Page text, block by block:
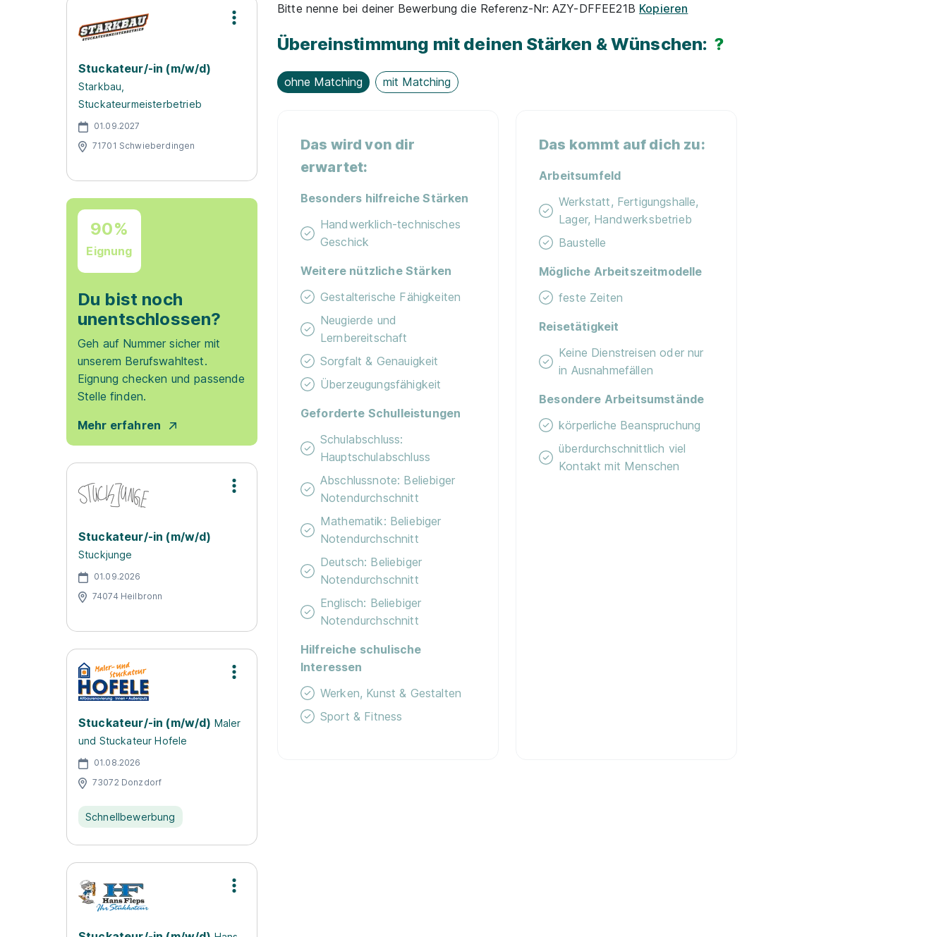
Stuckateur/-in (m/w/d)
Starkbau,
Stuckateurmeisterbetrieb
01.09.2027
71701 Schwieberdingen
90%
Eignung
Du bist noch
unentschlossen?
Geh auf Nummer sicher mit
unserem Berufswahltest.
Eignung checken und passende
Stelle finden.
Mehr erfahren
Stuckateur/-in (m/w/d)
Stuckjunge
01.09.2026
74074 Heilbronn
Stuckateur/-in (m/w/d) Maler
und Stuckateur Hofele
01.08.2026
73072 Donzdorf
Schnellbewerbung
Bitte nenne bei deiner Bewerbung die Referenz-Nr: AZY-DFFEE21B Kopieren
Übereinstimmung mit deinen Stärken & Wünschen: ?
ohne Matching mit Matching
Das wird von dir
erwartet:
Besonders hilfreiche Stärken
Handwerklich-technisches
Geschick
Weitere nützliche Stärken
Gestalterische Fähigkeiten
Neugierde und
Lernbereitschaft
Sorgfalt & Genauigkeit
Überzeugungsfähigkeit
Geforderte Schulleistungen
Schulabschluss:
Hauptschulabschluss
Abschlussnote: Beliebiger
Notendurchschnitt
Mathematik: Beliebiger
Notendurchschnitt
Deutsch: Beliebiger
Notendurchschnitt
Englisch: Beliebiger
Notendurchschnitt
Hilfreiche schulische
Interessen
Werken, Kunst & Gestalten
Sport & Fitness
Das kommt auf dich zu:
Arbeitsumfeld
Werkstatt, Fertigungshalle,
Lager, Handwerksbetrieb
Baustelle
Mögliche Arbeitszeitmodelle
feste Zeiten
Reisetätigkeit
Keine Dienstreisen oder nur
in Ausnahmefällen
Besondere Arbeitsumstände
körperliche Beanspruchung
überdurchschnittlich viel
Kontakt mit Menschen